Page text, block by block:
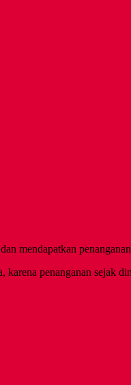
mendapatkan
karena penanganan sejak